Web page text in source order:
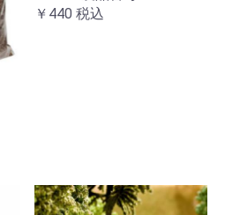
￥440 税込